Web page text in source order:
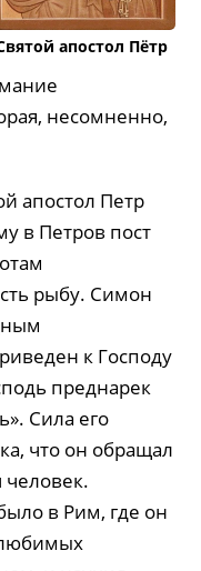
апостол Пётр
несомненно,
апостол Петр
в Петров пост
рыбу. Симон
к Господу
преднарек
Сила его
что он обращал
человек.
в Рим, где он
любимых